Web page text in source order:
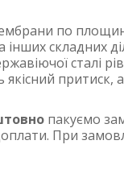
по
інших складних
сталі
притиск,
пакуємо
При